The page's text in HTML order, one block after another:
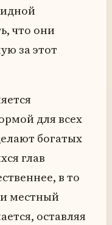
что они
за этот
для всех
богатых
глав
в то
местный
оставляя